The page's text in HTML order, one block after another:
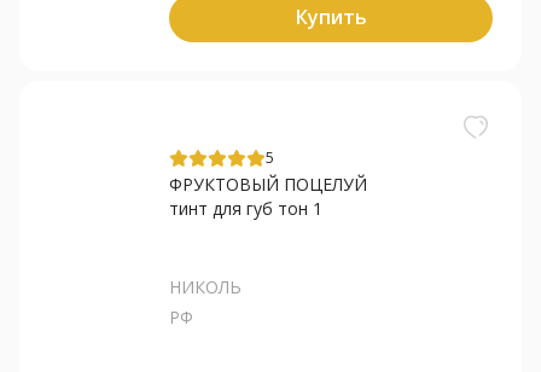
Купить
5
ФРУКТОВЫЙ ПОЦЕЛУЙ
тинт для губ тон 1
НИКОЛЬ
РФ